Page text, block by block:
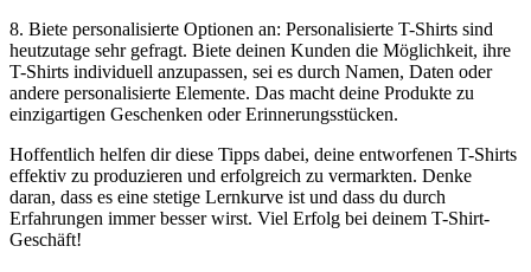
8. Biete personalisierte Optionen an: Personalisierte T-Shirts sind
heutzutage sehr gefragt. Biete deinen Kunden die Möglichkeit, ihre
T-Shirts individuell anzupassen, sei es durch Namen, Daten oder
andere personalisierte Elemente. Das macht deine Produkte zu
einzigartigen Geschenken oder Erinnerungsstücken.
Hoffentlich helfen dir diese Tipps dabei, deine entworfenen T-Shirts
effektiv zu produzieren und erfolgreich zu vermarkten. Denke
daran, dass es eine stetige Lernkurve ist und dass du durch
Erfahrungen immer besser wirst. Viel Erfolg bei deinem T-Shirt-
Geschäft!